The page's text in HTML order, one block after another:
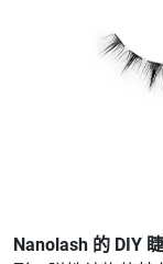
Nanolash 的 DIY